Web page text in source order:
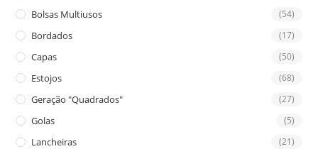
Bolsas Multiusos (54)
Bordados (17)
Capas (50)
Estojos (68)
Geração "Quadrados" (27)
Golas (5)
Lancheiras (21)